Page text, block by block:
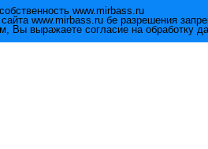
www.mirbass.ru
сайта www.mirbass.ru бе разрешения
Вы выражаете согласие на обработку